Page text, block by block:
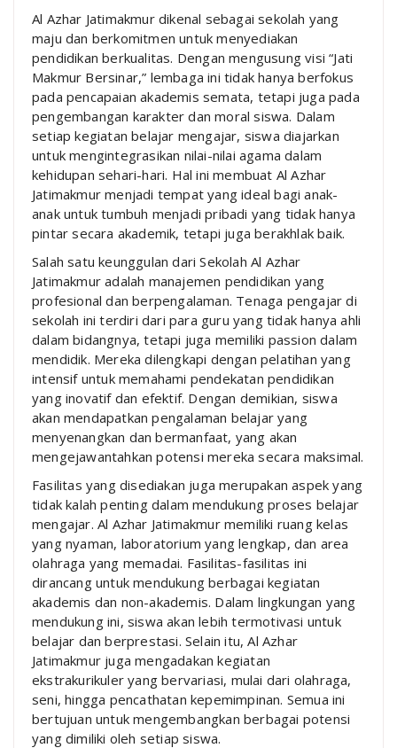
Al Azhar Jatimakmur dikenal sebagai sekolah yang
maju dan berkomitmen untuk menyediakan
pendidikan berkualitas. Dengan mengusung visi “Jati
Makmur Bersinar,” lembaga ini tidak hanya berfokus
pada pencapaian akademis semata, tetapi juga pada
pengembangan karakter dan moral siswa. Dalam
setiap kegiatan belajar mengajar, siswa diajarkan
untuk mengintegrasikan nilai-nilai agama dalam
kehidupan sehari-hari. Hal ini membuat Al Azhar
Jatimakmur menjadi tempat yang ideal bagi anak-
anak untuk tumbuh menjadi pribadi yang tidak hanya
pintar secara akademik, tetapi juga berakhlak baik.
Salah satu keunggulan dari Sekolah Al Azhar
Jatimakmur adalah manajemen pendidikan yang
profesional dan berpengalaman. Tenaga pengajar di
sekolah ini terdiri dari para guru yang tidak hanya ahli
dalam bidangnya, tetapi juga memiliki passion dalam
mendidik. Mereka dilengkapi dengan pelatihan yang
intensif untuk memahami pendekatan pendidikan
yang inovatif dan efektif. Dengan demikian, siswa
akan mendapatkan pengalaman belajar yang
menyenangkan dan bermanfaat, yang akan
mengejawantahkan potensi mereka secara maksimal.
Fasilitas yang disediakan juga merupakan aspek yang
tidak kalah penting dalam mendukung proses belajar
mengajar. Al Azhar Jatimakmur memiliki ruang kelas
yang nyaman, laboratorium yang lengkap, dan area
olahraga yang memadai. Fasilitas-fasilitas ini
dirancang untuk mendukung berbagai kegiatan
akademis dan non-akademis. Dalam lingkungan yang
mendukung ini, siswa akan lebih termotivasi untuk
belajar dan berprestasi. Selain itu, Al Azhar
Jatimakmur juga mengadakan kegiatan
ekstrakurikuler yang bervariasi, mulai dari olahraga,
seni, hingga pencathatan kepemimpinan. Semua ini
bertujuan untuk mengembangkan berbagai potensi
yang dimiliki oleh setiap siswa.